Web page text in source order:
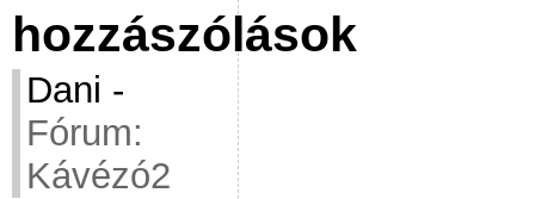
hozzászólások
Dani -
Fórum:
Kávézó2